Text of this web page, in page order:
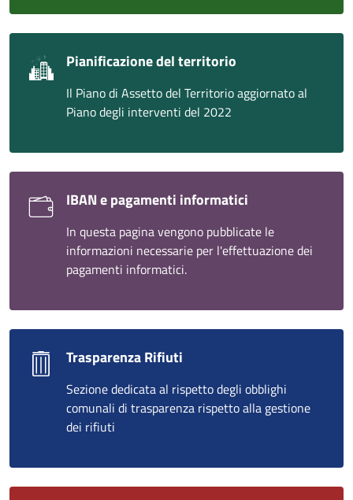
Pianificazione del territorio
Il Piano di Assetto del Territorio aggiornato al
Piano degli interventi del 2022
IBAN e pagamenti informatici
In questa pagina vengono pubblicate le
informazioni necessarie per l'effettuazione dei
pagamenti informatici.
Trasparenza Rifiuti
Sezione dedicata al rispetto degli obblighi
comunali di trasparenza rispetto alla gestione
dei rifiuti